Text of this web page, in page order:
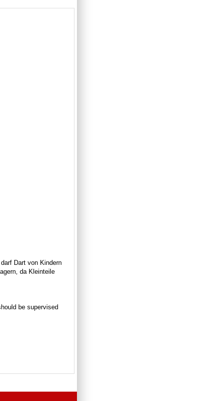
Dart von Kindern
da Kleinteile
be supervised